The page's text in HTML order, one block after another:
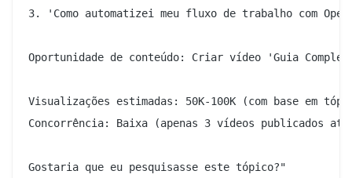
3. 'Como automatizei meu fluxo de trabalho com
Oportunidade de conteúdo: Criar vídeo 'Guia
Visualizações estimadas: 50K-100K (com base em
Concorrência: Baixa (apenas 3 vídeos publicados